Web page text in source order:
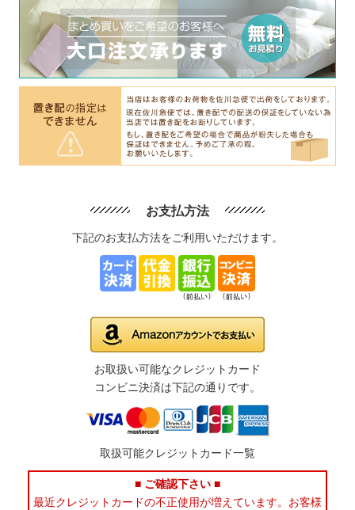
お支払方法
下記のお支払方法をご利用いただけます。
お取扱い可能なクレジットカード
コンビニ決済は下記の通りです。
取扱可能クレジットカード一覧
■ ご確認下さい ■
最近クレジットカードの不正使用が増えています。お客様